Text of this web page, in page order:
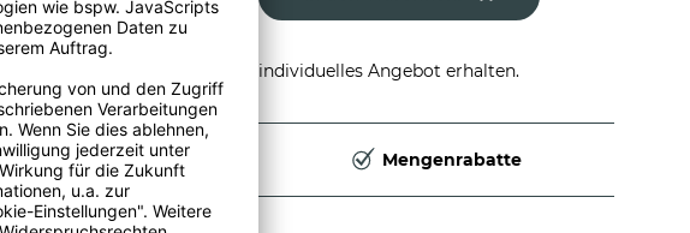
Anfrage stellen und individuelles Angebot erhalten.
Produktion in Deutschland Mengenrabatte